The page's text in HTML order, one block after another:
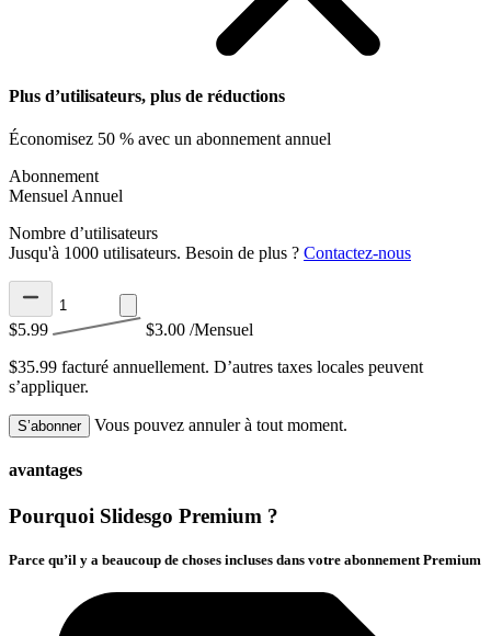
Plus d’utilisateurs, plus de réductions
Économisez 50 % avec un abonnement annuel
Abonnement
Mensuel Annuel
Nombre d’utilisateurs
Jusqu'à 1000 utilisateurs. Besoin de plus ? Contactez-nous
$5.99 $3.00 /Mensuel
$35.99 facturé annuellement. D’autres taxes locales peuvent
s’appliquer.
S’abonner Vous pouvez annuler à tout moment.
avantages
Pourquoi Slidesgo Premium ?
Parce qu’il y a beaucoup de choses incluses dans votre abonnement Premium